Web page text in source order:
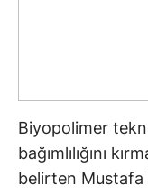
Biyopolimer
bağımlılığını
belirten Mustafa